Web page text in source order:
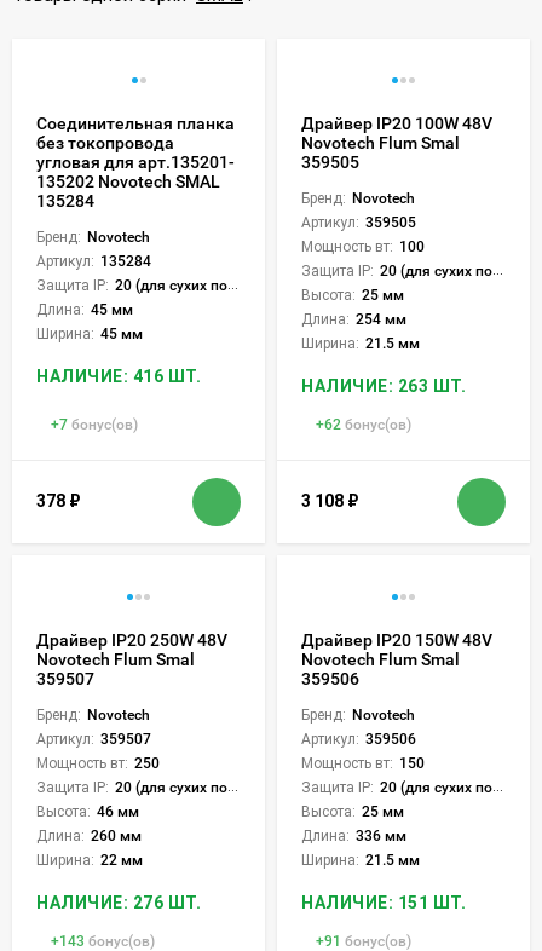
Соединительная планка
без токопровода
угловая для арт.135201-
135202 Novotech SMAL
135284
Бренд: Novotech
Артикул: 135284
Защита IP: 20 (для сухих пом.)
Длина: 45 мм
Ширина: 45 мм
НАЛИЧИЕ: 416 ШТ.
+7 бонус(ов)
378 ₽
Драйвер IP20 100W 48V
Novotech Flum Smal
359505
Бренд: Novotech
Артикул: 359505
Мощность вт: 100
Защита IP: 20 (для сухих пом.)
Высота: 25 мм
Длина: 254 мм
Ширина: 21.5 мм
НАЛИЧИЕ: 263 ШТ.
+62 бонус(ов)
3 108 ₽
Драйвер IP20 250W 48V
Novotech Flum Smal
359507
Бренд: Novotech
Артикул: 359507
Мощность вт: 250
Защита IP: 20 (для сухих пом.)
Высота: 46 мм
Длина: 260 мм
Ширина: 22 мм
НАЛИЧИЕ: 276 ШТ.
+143 бонус(ов)
Драйвер IP20 150W 48V
Novotech Flum Smal
359506
Бренд: Novotech
Артикул: 359506
Мощность вт: 150
Защита IP: 20 (для сухих пом.)
Высота: 25 мм
Длина: 336 мм
Ширина: 21.5 мм
НАЛИЧИЕ: 151 ШТ.
+91 бонус(ов)